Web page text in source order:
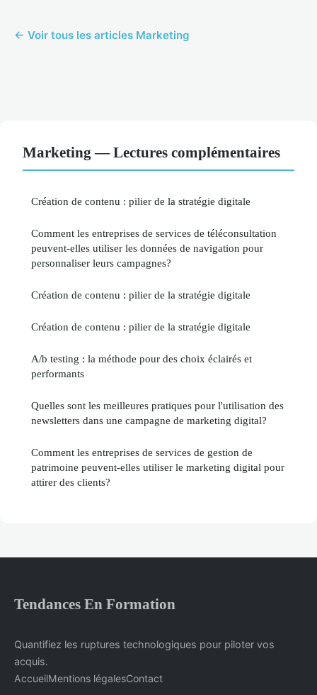
← Voir tous les articles Marketing
Marketing — Lectures complémentaires
Création de contenu : pilier de la stratégie digitale
Comment les entreprises de services de téléconsultation
peuvent-elles utiliser les données de navigation pour
personnaliser leurs campagnes?
Création de contenu : pilier de la stratégie digitale
Création de contenu : pilier de la stratégie digitale
A/b testing : la méthode pour des choix éclairés et
performants
Quelles sont les meilleures pratiques pour l'utilisation des
newsletters dans une campagne de marketing digital?
Comment les entreprises de services de gestion de
patrimoine peuvent-elles utiliser le marketing digital pour
attirer des clients?
Tendances En Formation
Quantifiez les ruptures technologiques pour piloter vos
acquis.
AccueilMentions légalesContact